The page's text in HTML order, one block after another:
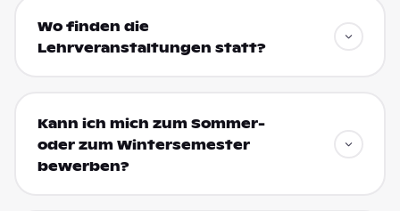
Wo finden die
Lehrveranstaltungen statt?
Kann ich mich zum Sommer-
oder zum Wintersemester
bewerben?